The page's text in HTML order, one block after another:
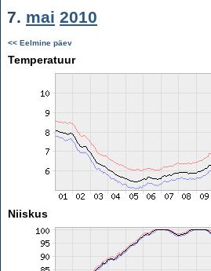
7. mai 2010
<< Eelmine päev
Temperatuur
Niiskus